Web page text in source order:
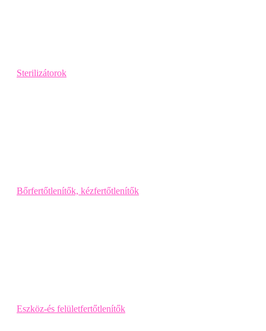
Sterilizátorok
Bőrfertőtlenítők, kézfertőtlenítők
Eszköz-és felületfertőtlenítők